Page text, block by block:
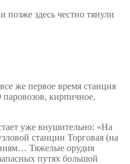
позже здесь честно тянули
же первое время станция
паровозов, кирпичное,
уже внушительно: «На
станции Торговая (на
Тяжелые орудия
путях большой